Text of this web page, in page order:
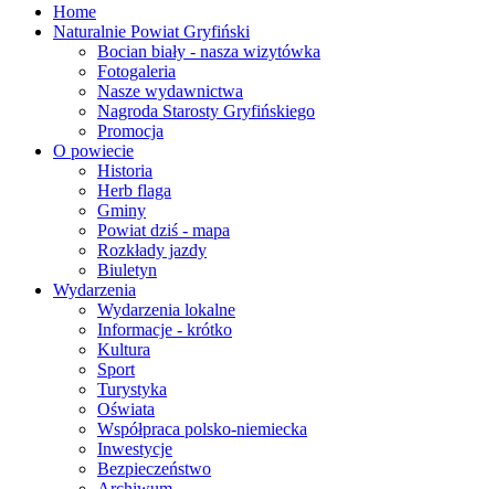
Home
Naturalnie Powiat Gryfiński
Bocian biały - nasza wizytówka
Fotogaleria
Nasze wydawnictwa
Nagroda Starosty Gryfińskiego
Promocja
O powiecie
Historia
Herb flaga
Gminy
Powiat dziś - mapa
Rozkłady jazdy
Biuletyn
Wydarzenia
Wydarzenia lokalne
Informacje - krótko
Kultura
Sport
Turystyka
Oświata
Współpraca polsko-niemiecka
Inwestycje
Bezpieczeństwo